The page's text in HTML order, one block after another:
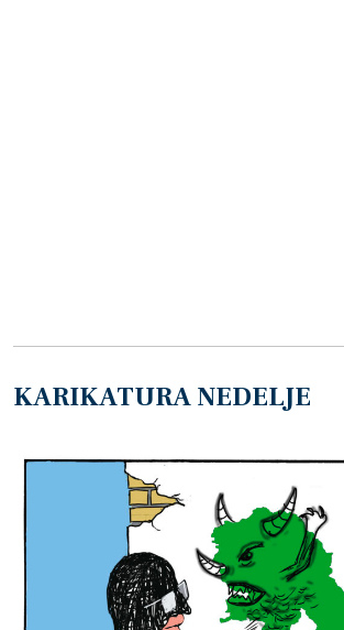
KARIKATURA NEDELJE